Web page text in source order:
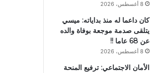
8 أغسطس، 2026
كان داعما له منذ بداياته: ميسي
يتلقى صدمة موجعة بوفاة والده
عن 68 عاما !!
8 أغسطس، 2026
الأمان الاجتماعي: ترفيع المنحة